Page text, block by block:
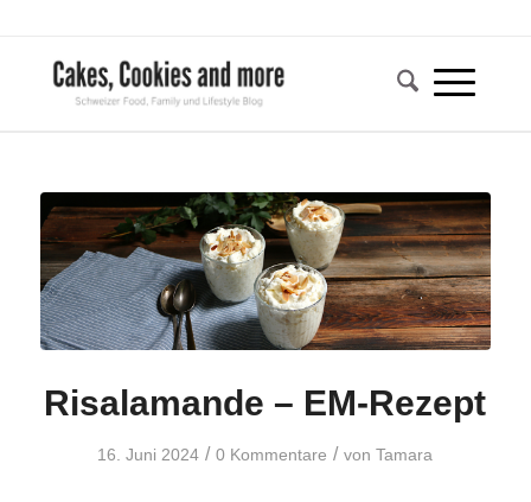
Risalamande – EM-Rezept
16. Juni 2024 / 0 Kommentare / vonTamara